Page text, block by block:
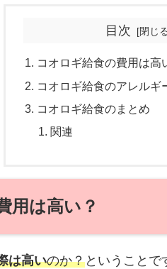
目次
コオロギ給食の費用は高
コオロギ給食のアレルギ
コオロギ給食のまとめ
関連
用は高い？
は高いのか？ということで